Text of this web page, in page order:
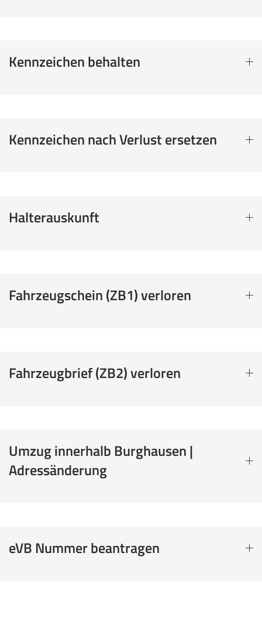
Kennzeichen behalten
Kennzeichen nach Verlust ersetzen
Halterauskunft
Fahrzeugschein (ZB1) verloren
Fahrzeugbrief (ZB2) verloren
Umzug innerhalb Burghausen |
Adressänderung
eVB Nummer beantragen